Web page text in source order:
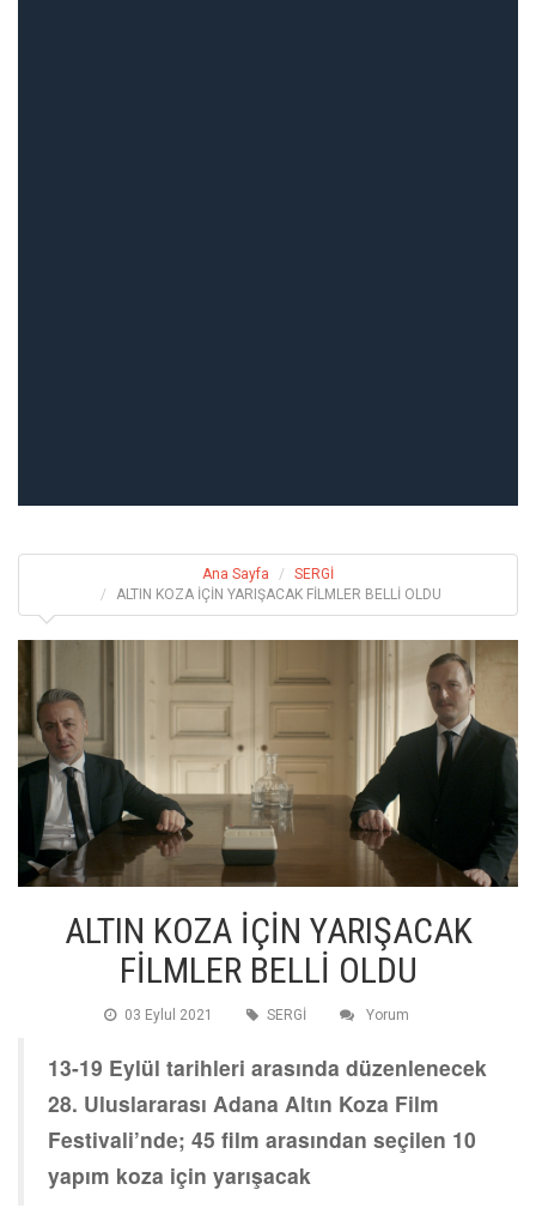
Ana Sayfa
SERGİ
ALTIN KOZA İÇİN YARIŞACAK FİLMLER BELLİ OLDU
ALTIN KOZA İÇİN YARIŞACAK
FİLMLER BELLİ OLDU
03 Eylul 2021 SERGİ Yorum
13-19 Eylül tarihleri arasında düzenlenecek
28. Uluslararası Adana Altın Koza Film
Festivali’nde; 45 film arasından seçilen 10
yapım koza için yarışacak